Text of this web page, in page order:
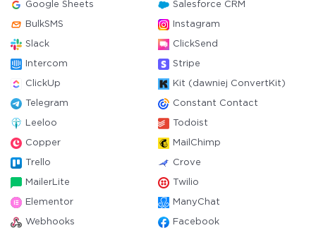
Google Sheets Salesforce CRM
BulkSMS Instagram
Slack ClickSend
Intercom Stripe
ClickUp Kit (dawniej ConvertKit)
Telegram Constant Contact
Leeloo Todoist
Copper MailChimp
Trello Crove
MailerLite Twilio
Elementor ManyChat
Webhooks Facebook